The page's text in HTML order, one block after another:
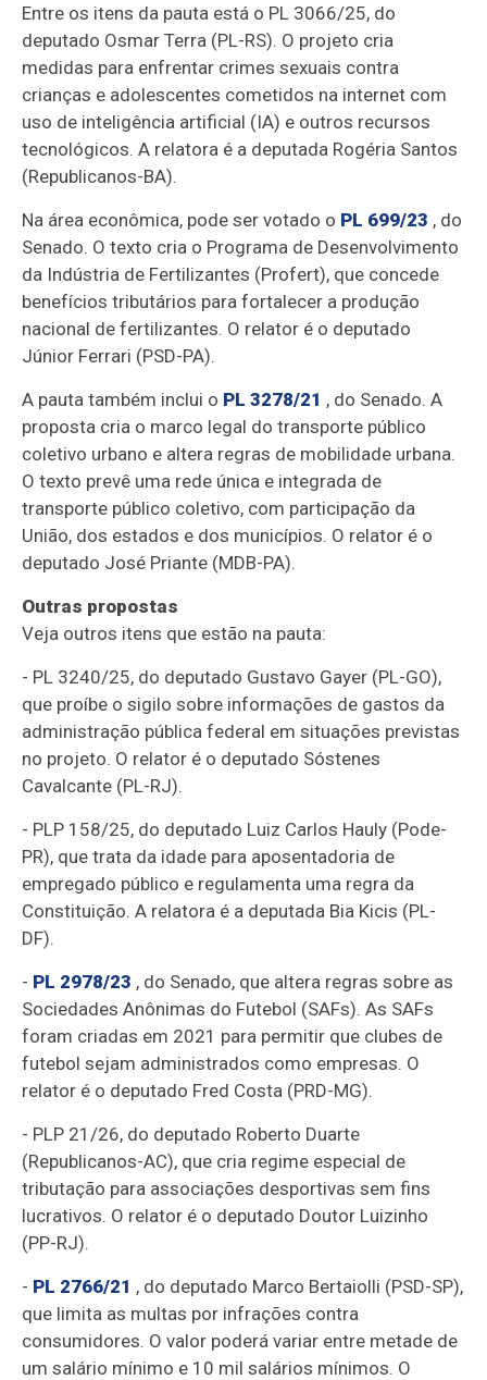
Entre os itens da pauta está o PL 3066/25, do
deputado Osmar Terra (PL-RS). O projeto cria
medidas para enfrentar crimes sexuais contra
crianças e adolescentes cometidos na internet com
uso de inteligência artificial (IA) e outros recursos
tecnológicos. A relatora é a deputada Rogéria Santos
(Republicanos-BA).
Na área econômica, pode ser votado o PL 699/23 , do
Senado. O texto cria o Programa de Desenvolvimento
da Indústria de Fertilizantes (Profert), que concede
benefícios tributários para fortalecer a produção
nacional de fertilizantes. O relator é o deputado
Júnior Ferrari (PSD-PA).
A pauta também inclui o PL 3278/21 , do Senado. A
proposta cria o marco legal do transporte público
coletivo urbano e altera regras de mobilidade urbana.
O texto prevê uma rede única e integrada de
transporte público coletivo, com participação da
União, dos estados e dos municípios. O relator é o
deputado José Priante (MDB-PA).
Outras propostas
Veja outros itens que estão na pauta:
- PL 3240/25, do deputado Gustavo Gayer (PL-GO),
que proíbe o sigilo sobre informações de gastos da
administração pública federal em situações previstas
no projeto. O relator é o deputado Sóstenes
Cavalcante (PL-RJ).
- PLP 158/25, do deputado Luiz Carlos Hauly (Pode-
PR), que trata da idade para aposentadoria de
empregado público e regulamenta uma regra da
Constituição. A relatora é a deputada Bia Kicis (PL-
DF).
- PL 2978/23 , do Senado, que altera regras sobre as
Sociedades Anônimas do Futebol (SAFs). As SAFs
foram criadas em 2021 para permitir que clubes de
futebol sejam administrados como empresas. O
relator é o deputado Fred Costa (PRD-MG).
- PLP 21/26, do deputado Roberto Duarte
(Republicanos-AC), que cria regime especial de
tributação para associações desportivas sem fins
lucrativos. O relator é o deputado Doutor Luizinho
(PP-RJ).
- PL 2766/21 , do deputado Marco Bertaiolli (PSD-SP),
que limita as multas por infrações contra
consumidores. O valor poderá variar entre metade de
um salário mínimo e 10 mil salários mínimos. O